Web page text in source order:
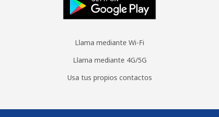
Llama mediante Wi-Fi
Llama mediante 4G/5G
Usa tus propios contactos